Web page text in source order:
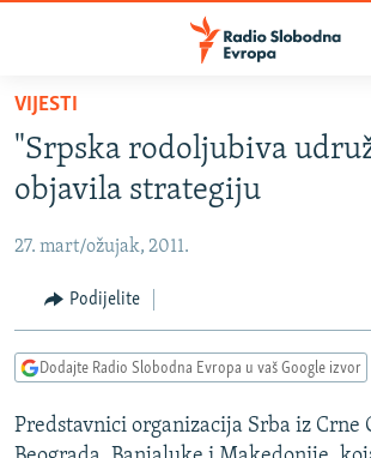
Pređite
glavni
sadržaj
Pređite
na
navigaciju
Pređite
na
VIJESTI
BOSNA I HERCEGOVINA
SRBIJA
KOSOVO
CRNA GORA
VIDEO
FOTOGALERIJE
PODCASTI
RAT U UKRAJINI
VIJESTI
"Srpska rodoljubiva
objavila strategiju
27. mart/ožujak, 2011.
Podijelite
Dodajte Radio Slobodna Evropa u vaš Google izvor
Predstavnici organizacija Srba iz Crne